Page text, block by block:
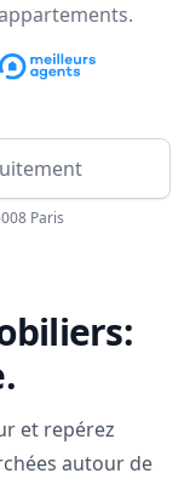
Paris
.
et repérez
autour de